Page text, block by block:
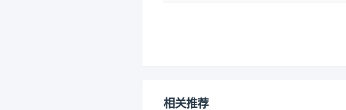
相关推荐